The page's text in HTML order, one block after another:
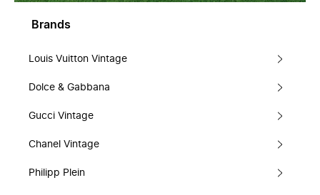
Brands
Louis Vuitton Vintage
Dolce & Gabbana
Gucci Vintage
Chanel Vintage
Philipp Plein